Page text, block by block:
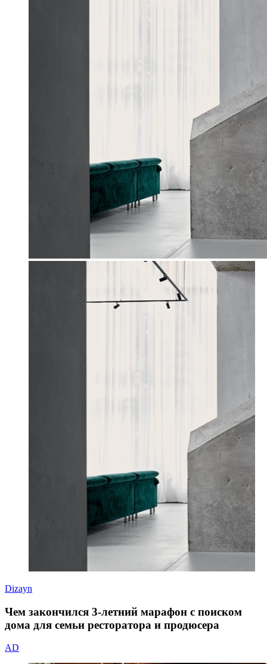
Dizayn
Чем закончился 3-летний марафон с поиском
дома для семьи ресторатора и продюсера
AD